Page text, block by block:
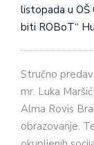
listopada u OŠ
biti ROBoT“
Stručno
mr. Luka
Alma Rovis
obrazovanje.